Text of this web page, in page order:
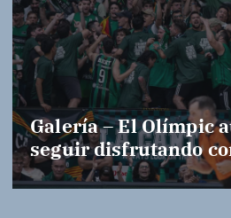
Galería – El Olímpic
seguir disfrutando